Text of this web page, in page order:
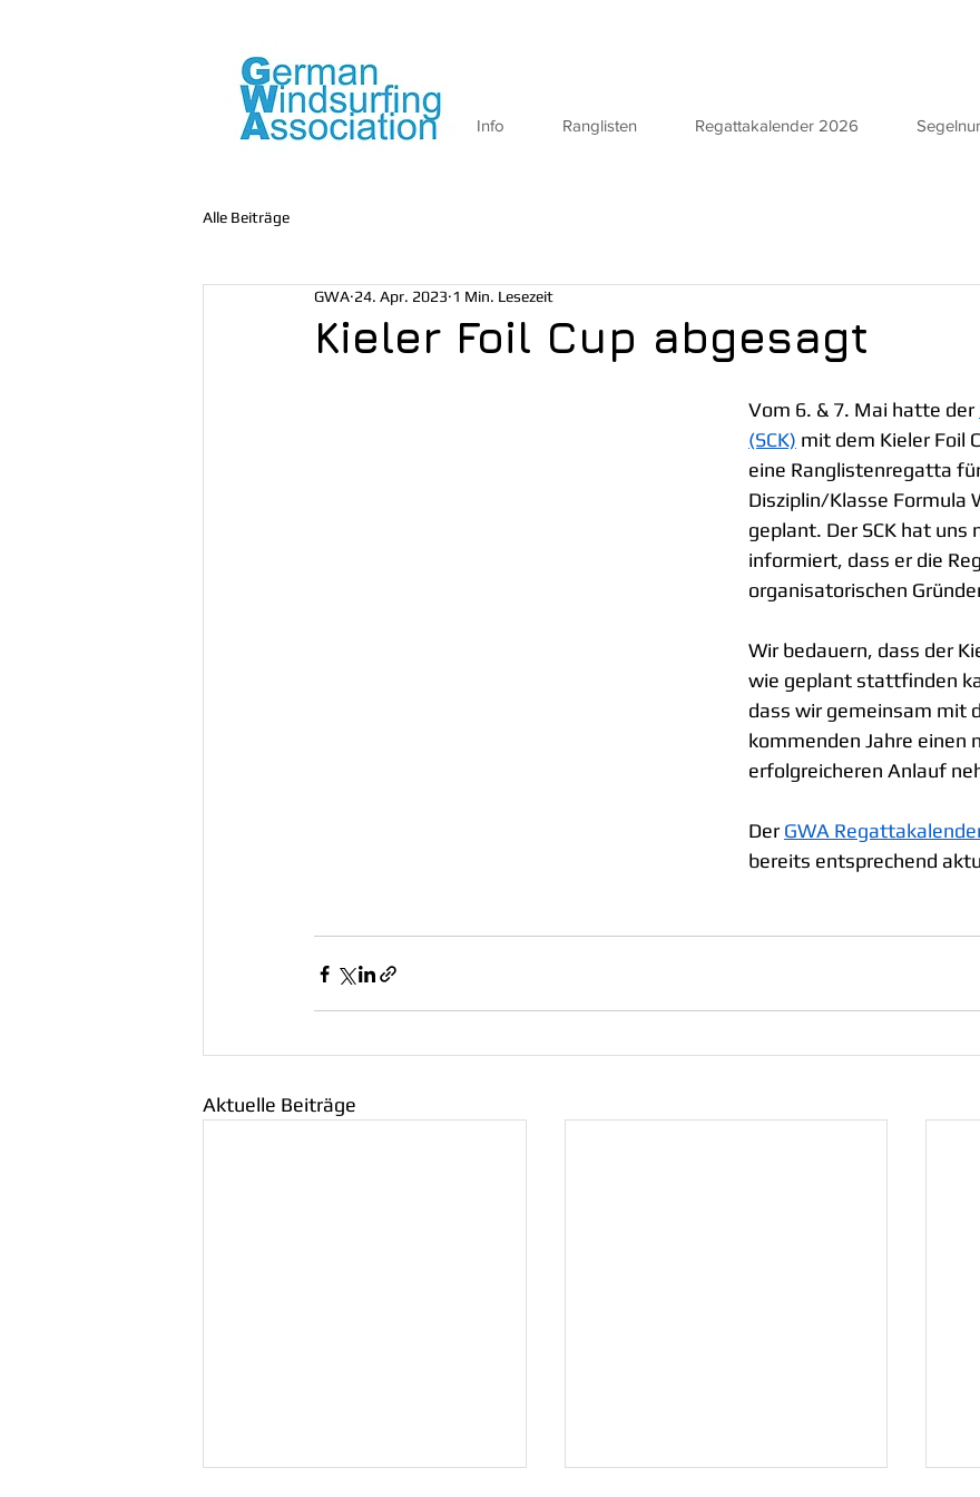
Info Ranglisten Regattakalender 2026
Alle Beiträge
Kieler Foil Cup abgesagt
GWA 24. Apr. 2023 1 Min. Lesezeit
Vom 6. & 7. Mai hatte der
(SCK) mit dem Kieler Foil
eine Ranglistenregatta
Disziplin/Klasse Formula
geplant. Der SCK hat uns
informiert, dass er die
organisatorischen
Wir bedauern, dass der
wie geplant stattfinden
dass wir gemeinsam mit
kommenden Jahre einen
erfolgreicheren Anlauf
Der GWA
bereits entsprechend
Aktuelle Beiträge